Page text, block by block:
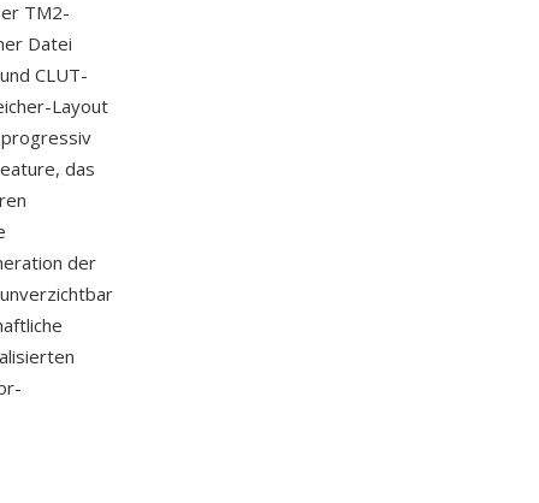
TM2-
Datei
CLUT-
Layout
das
der